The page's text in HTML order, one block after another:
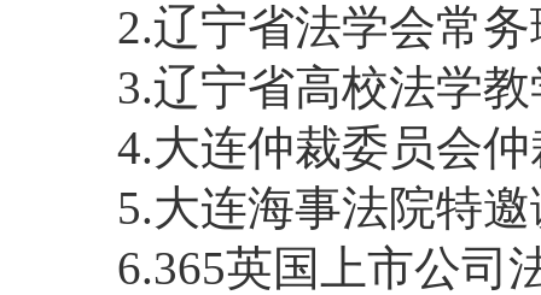
2.辽宁省法学会常
3.辽宁省高校法学
4.大连仲裁委员会
5.大连海事法院特
6.365英国上市公司